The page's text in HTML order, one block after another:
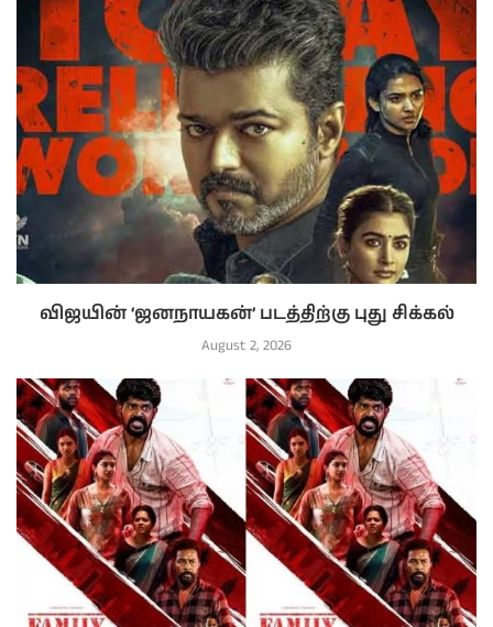
விஜயின் ‘ஜனநாயகன்’ படத்திற்கு புது சிக்கல்
August 2, 2026